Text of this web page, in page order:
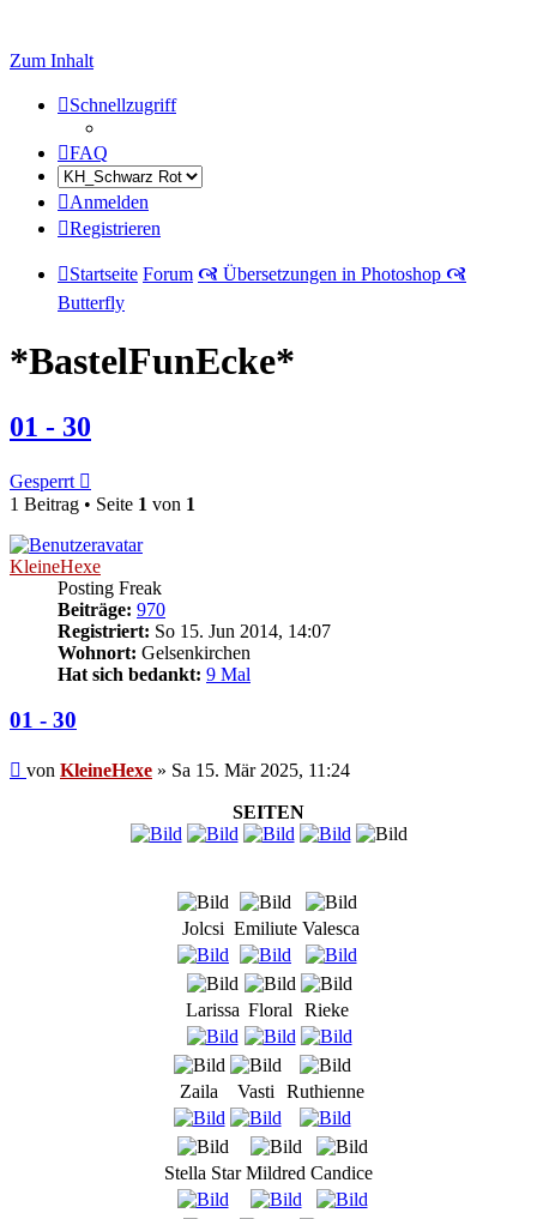
Zum Inhalt
Schnellzugriff
FAQ
Anmelden
Registrieren
Startseite Forum 🙧 Übersetzungen in Photoshop 🙧
Butterfly
*BastelFunEcke*
01 - 30
Gesperrt
1 Beitrag • Seite 1 von 1
KleineHexe
Posting Freak
Beiträge: 970
Registriert: So 15. Jun 2014, 14:07
Wohnort: Gelsenkirchen
Hat sich bedankt: 9 Mal
01 - 30
Beitrag
von KleineHexe » Sa 15. Mär 2025, 11:24
SEITEN
Jolcsi Emiliute Valesca
Larissa Floral Rieke
Zaila Vasti Ruthienne
Stella Star Mildred Candice